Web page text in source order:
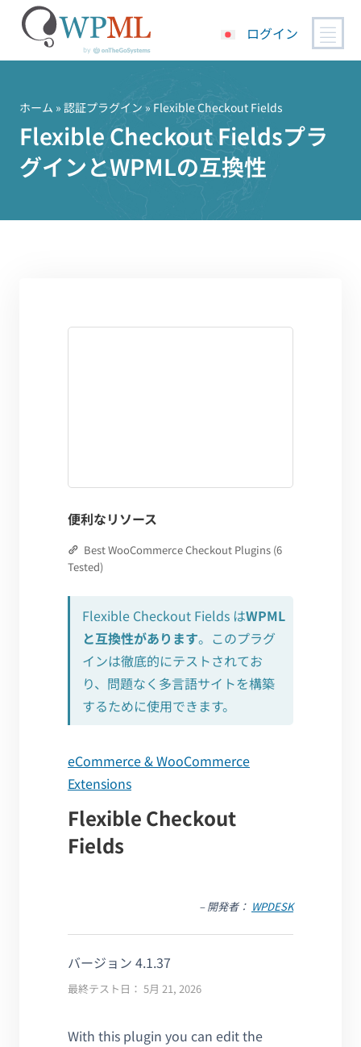
ッ
ログイン
ホーム » 認証プラグイン » Flexible Checkout Fields
Flexible Checkout Fieldsプラ
グインとWPMLの互換性
便利なリソース
Best WooCommerce Checkout Plugins (6
Tested)
Flexible Checkout Fields はWPML
と互換性があります。このプラグ
インは徹底的にテストされてお
り、問題なく多言語サイトを構築
するために使用できます。
eCommerce & WooCommerce
Extensions
Flexible Checkout
Fields
– 開発者： WPDESK
バージョン 4.1.37
最終テスト日： 5月 21, 2026
With this plugin you can edit the